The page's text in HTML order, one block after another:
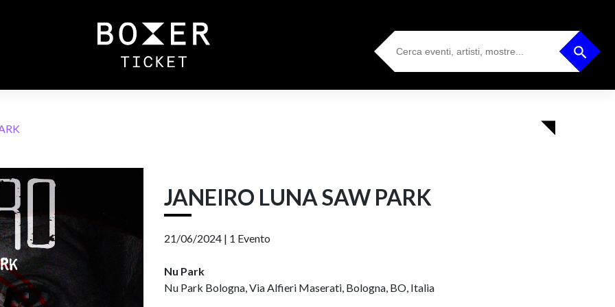
Search
for:
Search Button
JANEIRO LUNA SAW PARK
21/06/2024 | 1 Evento
Nu Park
Nu Park Bologna, Via Alfieri Maserati, Bologna, BO, Italia